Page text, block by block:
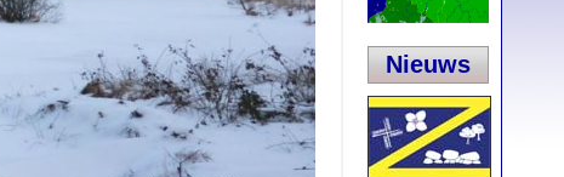
Nieuws